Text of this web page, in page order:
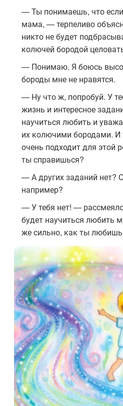
— Ты понимаешь, что если
мама, — терпеливо
никто не будет
колючей бородой
— Понимаю. Я боюсь
бороды мне не нравятся.
— Ну что ж, попробуй. У
жизнь и интересное
научиться любить и
их колючими бородами.
очень подходит для этой
ты справишься?
— А других заданий нет?
например?
— У тебя нет! —
будет научиться любить
же сильно, как ты любишь